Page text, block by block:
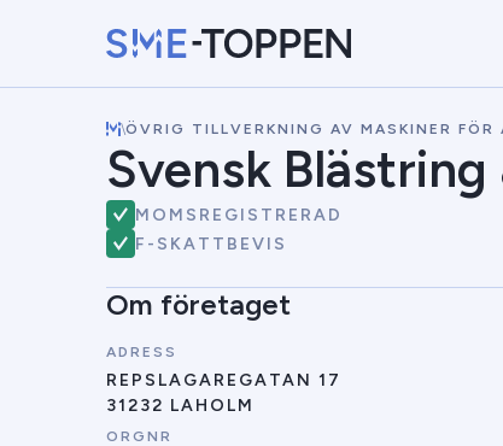
\ÖVRIG TILLVERKNING AV MASKINER FÖR
Svensk
MOMSREGISTRERAD
F-SKATTBEVIS
Om företaget
ADRESS
REPSLAGAREGATAN 17
31232 LAHOLM
ORGNR